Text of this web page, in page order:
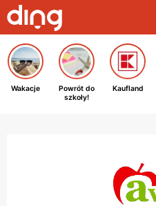
Wakacje
Powrót do
szkoły!
Kaufland